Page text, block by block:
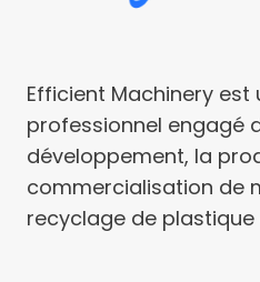
Efficient Machinery
professionnel engagé
développement, la
commercialisation de
recyclage de